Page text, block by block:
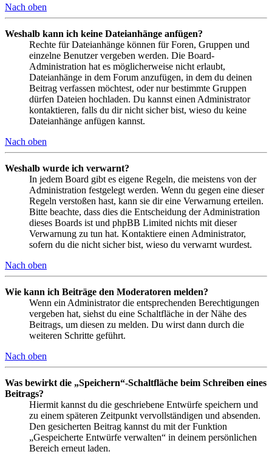
Nach oben
Weshalb kann ich keine Dateianhänge anfügen?
Rechte für Dateianhänge können für Foren, Gruppen und
einzelne Benutzer vergeben werden. Die Board-
Administration hat es möglicherweise nicht erlaubt,
Dateianhänge in dem Forum anzufügen, in dem du deinen
Beitrag verfassen möchtest, oder nur bestimmte Gruppen
dürfen Dateien hochladen. Du kannst einen Administrator
kontaktieren, falls du dir nicht sicher bist, wieso du keine
Dateianhänge anfügen kannst.
Nach oben
Weshalb wurde ich verwarnt?
In jedem Board gibt es eigene Regeln, die meistens von der
Administration festgelegt werden. Wenn du gegen eine dieser
Regeln verstoßen hast, kann sie dir eine Verwarnung erteilen.
Bitte beachte, dass dies die Entscheidung der Administration
dieses Boards ist und phpBB Limited nichts mit dieser
Verwarnung zu tun hat. Kontaktiere einen Administrator,
sofern du die nicht sicher bist, wieso du verwarnt wurdest.
Nach oben
Wie kann ich Beiträge den Moderatoren melden?
Wenn ein Administrator die entsprechenden Berechtigungen
vergeben hat, siehst du eine Schaltfläche in der Nähe des
Beitrags, um diesen zu melden. Du wirst dann durch die
weiteren Schritte geführt.
Nach oben
Was bewirkt die „Speichern“-Schaltfläche beim Schreiben eines
Beitrags?
Hiermit kannst du die geschriebene Entwürfe speichern und
zu einem späteren Zeitpunkt vervollständigen und absenden.
Den gesicherten Beitrag kannst du mit der Funktion
„Gespeicherte Entwürfe verwalten“ in deinem persönlichen
Bereich erneut laden.